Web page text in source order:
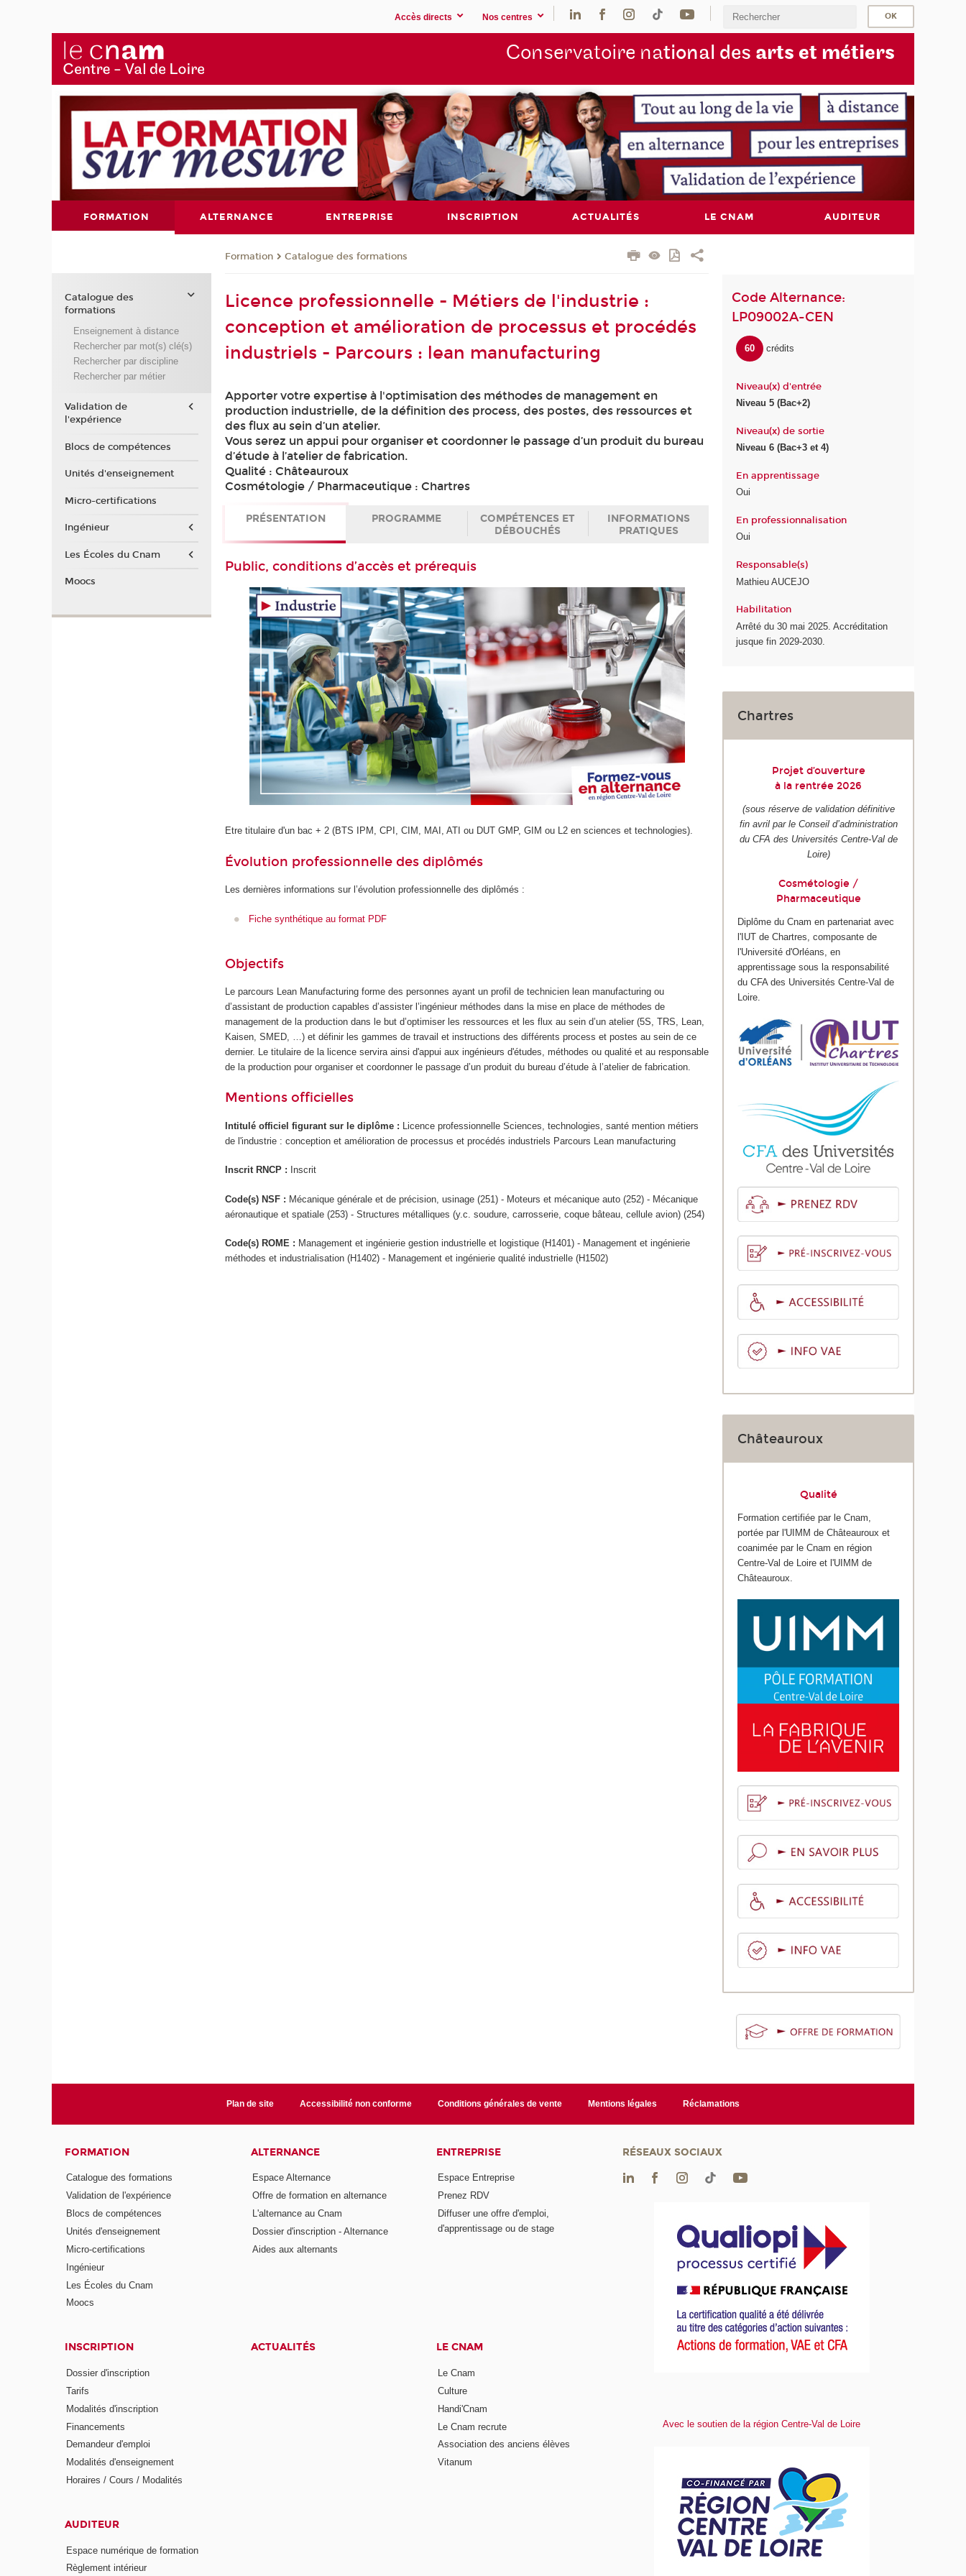
Accès directs Nos centres
Conservatoire national des arts et métiers
FORMATION ALTERNANCE ENTREPRISE INSCRIPTION ACTUALITÉS LE CNAM AUDITEUR
Formation Catalogue des formations
Licence professionnelle - Métiers de l'industrie :
conception et amélioration de processus et procédés
industriels - Parcours : lean manufacturing
Apporter votre expertise à l'optimisation des méthodes de management en
production industrielle, de la définition des process, des postes, des ressources et
des flux au sein d’un atelier.
Vous serez un appui pour organiser et coordonner le passage d’un produit du bureau
d’étude à l’atelier de fabrication.
Qualité : Châteauroux
Cosmétologie / Pharmaceutique : Chartres
PRÉSENTATION PROGRAMME
COMPÉTENCES ET
DÉBOUCHÉS
INFORMATIONS
PRATIQUES
Public, conditions d’accès et prérequis
Etre titulaire d'un bac + 2 (BTS IPM, CPI, CIM, MAI, ATI ou DUT GMP, GIM ou L2 en sciences et technologies).
Évolution professionnelle des diplômés
Les dernières informations sur l’évolution professionnelle des diplômés :
Fiche synthétique au format PDF
Objectifs
Le parcours Lean Manufacturing forme des personnes ayant un profil de technicien lean manufacturing ou
d’assistant de production capables d’assister l’ingénieur méthodes dans la mise en place de méthodes de
management de la production dans le but d’optimiser les ressources et les flux au sein d’un atelier (5S, TRS, Lean,
Kaisen, SMED, …) et définir les gammes de travail et instructions des différents process et postes au sein de ce
dernier. Le titulaire de la licence servira ainsi d'appui aux ingénieurs d'études, méthodes ou qualité et au responsable
de la production pour organiser et coordonner le passage d’un produit du bureau d’étude à l’atelier de fabrication.
Mentions officielles
Intitulé officiel figurant sur le diplôme :
Licence professionnelle Sciences, technologies, santé mention métiers
de l'industrie : conception et amélioration de processus et procédés industriels Parcours Lean manufacturing
Inscrit RNCP : Inscrit
Code(s) NSF : Mécanique générale et de précision, usinage (251) - Moteurs et mécanique auto (252) - Mécanique
aéronautique et spatiale (253) - Structures métalliques (y.c. soudure, carrosserie, coque bâteau, cellule avion) (254)
Code(s) ROME : Management et ingénierie gestion industrielle et logistique (H1401) - Management et ingénierie
méthodes et industrialisation (H1402) - Management et ingénierie qualité industrielle (H1502)
Code Alternance:
LP09002A-CEN
60 crédits
Niveau(x) d'entrée
Niveau 5 (Bac+2)
Niveau(x) de sortie
Niveau 6 (Bac+3 et 4)
En apprentissage
Oui
En professionnalisation
Oui
Responsable(s)
Mathieu AUCEJO
Habilitation
Arrêté du 30 mai 2025. Accréditation
jusque fin 2029-2030.
Chartres
Projet d’ouverture
à la rentrée 2026
(sous réserve de validation définitive
fin avril par le Conseil d’administration
du CFA des Universités Centre-Val de
Loire)
Cosmétologie /
Pharmaceutique
Diplôme du Cnam en partenariat avec
l'IUT de Chartres, composante de
l'Université d'Orléans, en
apprentissage sous la responsabilité
du CFA des Universités Centre-Val de
Loire.
Châteauroux
Qualité
Formation certifiée par le Cnam,
portée par l'UIMM de Châteauroux et
coanimée par le Cnam en région
Centre-Val de Loire et l'UIMM de
Châteauroux.
Catalogue des
formations
Enseignement à distance
Rechercher par mot(s) clé(s)
Rechercher par discipline
Rechercher par métier
Validation de
l'expérience
Blocs de compétences
Unités d'enseignement
Micro-certifications
Ingénieur
Les Écoles du Cnam
Moocs
Plan de site Accessibilité non conforme Conditions générales de vente Mentions légales Réclamations
FORMATION
Catalogue des formations
Validation de l'expérience
Blocs de compétences
Unités d'enseignement
Micro-certifications
Ingénieur
Les Écoles du Cnam
Moocs
ALTERNANCE
Espace Alternance
Offre de formation en alternance
L'alternance au Cnam
Dossier d'inscription - Alternance
Aides aux alternants
ENTREPRISE
Espace Entreprise
Prenez RDV
Diffuser une offre d'emploi,
d'apprentissage ou de stage
INSCRIPTION
Dossier d'inscription
Tarifs
Modalités d'inscription
Financements
Demandeur d'emploi
Modalités d'enseignement
Horaires / Cours / Modalités
ACTUALITÉS LE CNAM
Le Cnam
Culture
Handi'Cnam
Le Cnam recrute
Association des anciens élèves
Vitanum
AUDITEUR
Espace numérique de formation
Règlement intérieur
RÉSEAUX SOCIAUX
Avec le soutien de la région Centre-Val de Loire